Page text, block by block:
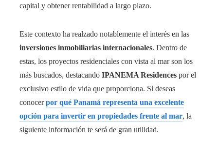
capital y obtener rentabilidad a largo plazo.
Este contexto ha realzado notablemente el interés en las
inversiones inmobiliarias internacionales. Dentro de
estas, los proyectos residenciales con vista al mar son los
más buscados, destacando IPANEMA Residences por el
exclusivo estilo de vida que proporciona. Si deseas
conocerpor qué Panamá representa una excelente
opción para invertir en propiedades frente al mar, la
siguiente información te será de gran utilidad.